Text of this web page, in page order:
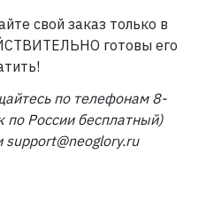
свой заказ только в
готовы его
по телефонам 8-
России бесплатный)